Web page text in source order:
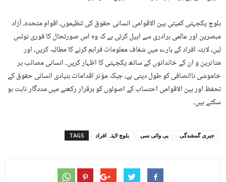
بلوچ یکجہتی کمیٹی بین الاقوامی انسانی حقوق کی تنظیموں، اقوامِ متحدہ، آزاد
مبصرین اور عالمی برادری سے اپیل کرتی ہے کہ وہ اس صورتحال کا فوری نوٹس
لیں، لاپتہ افراد کے بارے میں شفاف معلومات فراہم کرنے کا مطالبہ کریں، اور
متاثرین و ان کے خاندانوں کے ساتھ یکجہتی کا اظہار کریں۔ انسانی مصائب پر
خاموشی ناانصافی کو طول دیتی ہے، جبکہ مؤثر اقدامات بنیادی انسانی حقوق کے
تحفظ اور بین الاقوامی احتساب کے اصولوں کو برقرار رکھنے میں مددگار ثابت ہو
سکتے ہیں۔
TAGS بلوچ لاپتہ افراد بی وائی سی جبری گمشدگی